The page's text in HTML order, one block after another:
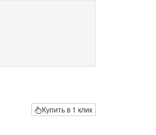
Купить в 1 клик